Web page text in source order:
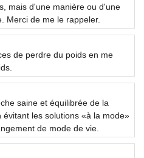
mais d'une manière ou d'une
Merci de me le rappeler.
de perdre du poids en me
saine et équilibrée de la
les solutions «à la mode»
de mode de vie.